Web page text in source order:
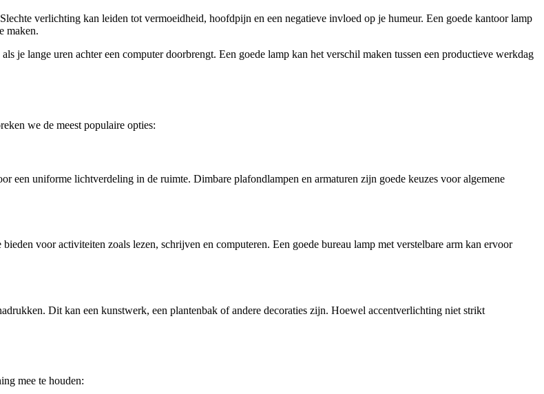
verlichting kan leiden tot vermoeidheid, hoofdpijn en een negatieve invloed op je humeur. Een goede kantoor lamp
maken.
je lange uren achter een computer doorbrengt. Een goede lamp kan het verschil maken tussen een productieve werkdag
we de meest populaire opties:
uniforme lichtverdeling in de ruimte. Dimbare plafondlampen en armaturen zijn goede keuzes voor algemene
voor activiteiten zoals lezen, schrijven en computeren. Een goede bureau lamp met verstelbare arm kan ervoor
Dit kan een kunstwerk, een plantenbak of andere decoraties zijn. Hoewel accentverlichting niet strikt
mee te houden: